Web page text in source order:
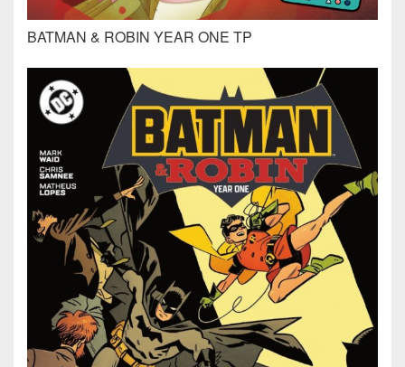
BATMAN & ROBIN YEAR ONE TP